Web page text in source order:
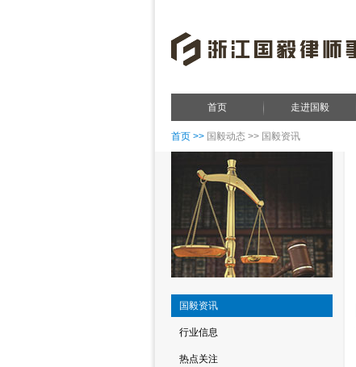
首页 走进国毅
首页 >> 国毅动态 >> 国毅资讯
国毅资讯
行业信息
热点关注